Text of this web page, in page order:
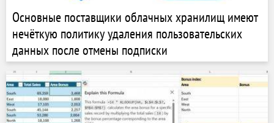
Основные поставщики облачных хранилищ имеют
нечёткую политику удаления пользовательских
данных после отмены подписки